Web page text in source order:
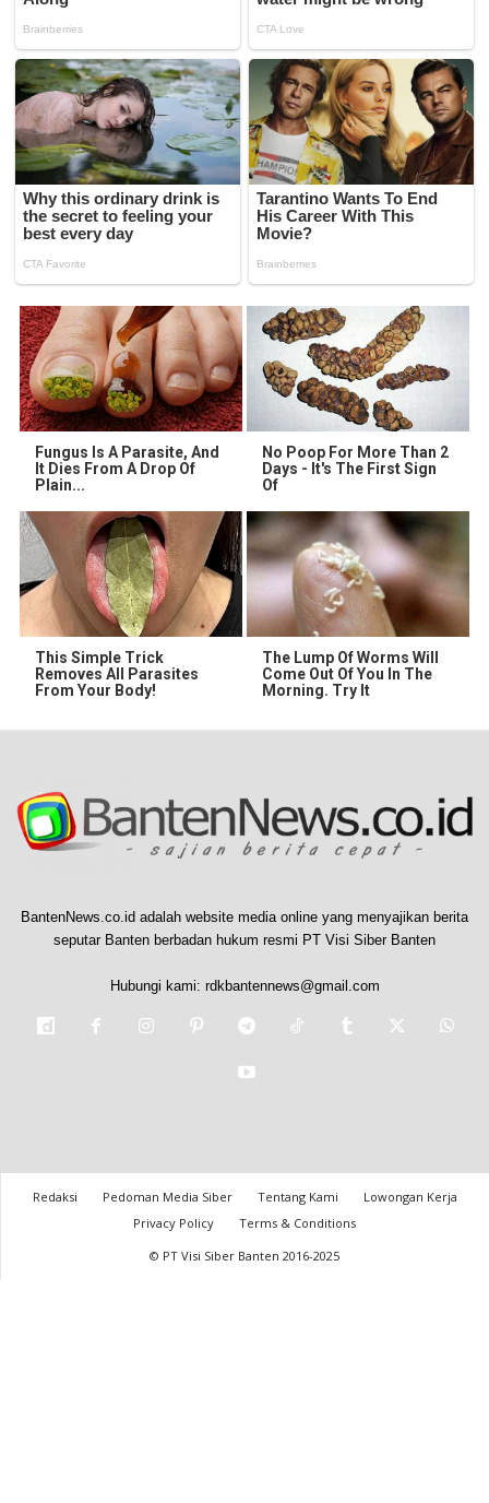
Fungus Is A Parasite, And
It Dies From A Drop Of
Plain...
No Poop For More Than 2
Days - It's The First Sign
Of
This Simple Trick
Removes All Parasites
From Your Body!
The Lump Of Worms Will
Come Out Of You In The
Morning. Try It
BantenNews.co.id adalah website media online yang menyajikan berita
seputar Banten berbadan hukum resmi PT Visi Siber Banten
Hubungi kami: rdkbantennews@gmail.com
Redaksi Pedoman Media Siber Tentang Kami
Lowongan Kerja
Privacy Policy
Terms & Conditions
© PT Visi Siber Banten 2016-2025